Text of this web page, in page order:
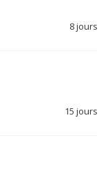
8 jours
15 jours